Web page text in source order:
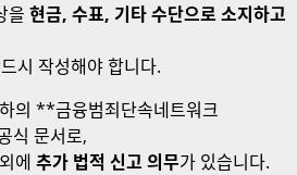
을 현금, 수표, 기타 수단으로 소지하고
시 작성해야 합니다.
의 **금융범죄단속네트워크
식 문서로,
에 추가 법적 신고 의무가 있습니다.